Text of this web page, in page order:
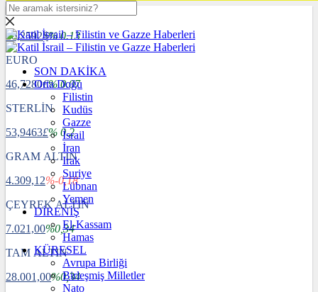
DOLAR
40,2592$% 0.13
EURO
46,7280€% 0.07
STERLİN
53,9463£% 0.2
GRAM ALTIN
4.309,12%-0,18
ÇEYREK ALTIN
7.021,00%0,34
TAM ALTIN
28.001,00%0,34
SON DAKİKA
Orta Doğu
Filistin
Kudüs
Gazze
İsrail
İran
Irak
Suriye
Lübnan
Yemen
DİRENİŞ
El-Kassam
Hamas
KÜRESEL
Avrupa Birliği
Birleşmiş Milletler
Nato